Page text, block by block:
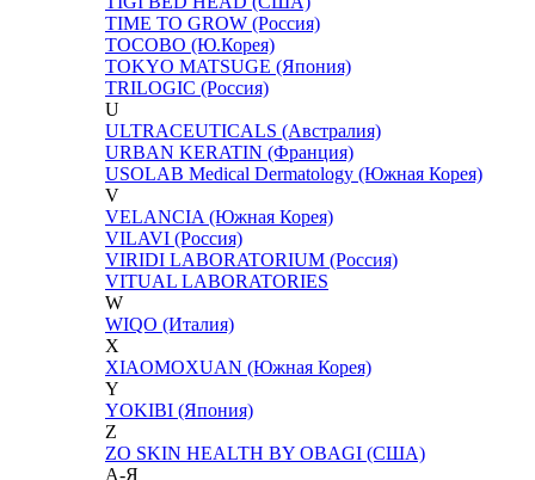
TIME TO GROW (Россия)
TOCOBO (Ю.Корея)
TOKYO MATSUGE (Япония)
TRILOGIC (Россия)
U
ULTRACEUTICALS (Австралия)
URBAN KERATIN (Франция)
USOLAB Medical Dermatology (Южная Корея)
V
VELANCIA (Южная Корея)
VILAVI (Россия)
VIRIDI LABORATORIUM (Россия)
VITUAL LABORATORIES
W
WIQO (Италия)
X
XIAOMOXUAN (Южная Корея)
Y
YOKIBI (Япония)
Z
ZO SKIN HEALTH BY OBAGI (США)
А-Я